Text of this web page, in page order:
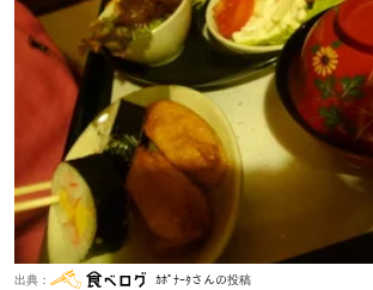
出典： ｶﾎﾟﾅｰﾀさんの投稿